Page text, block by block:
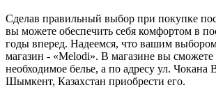
Сделав правильный выбор при покупке
вы можете обеспечить себя комфортом в
годы вперед. Надеемся, что вашим
магазин - «Melodi». В магазине вы сможете
необходимое белье, а по адресу ул. Чокана
Шымкент, Казахстан приобрести его.